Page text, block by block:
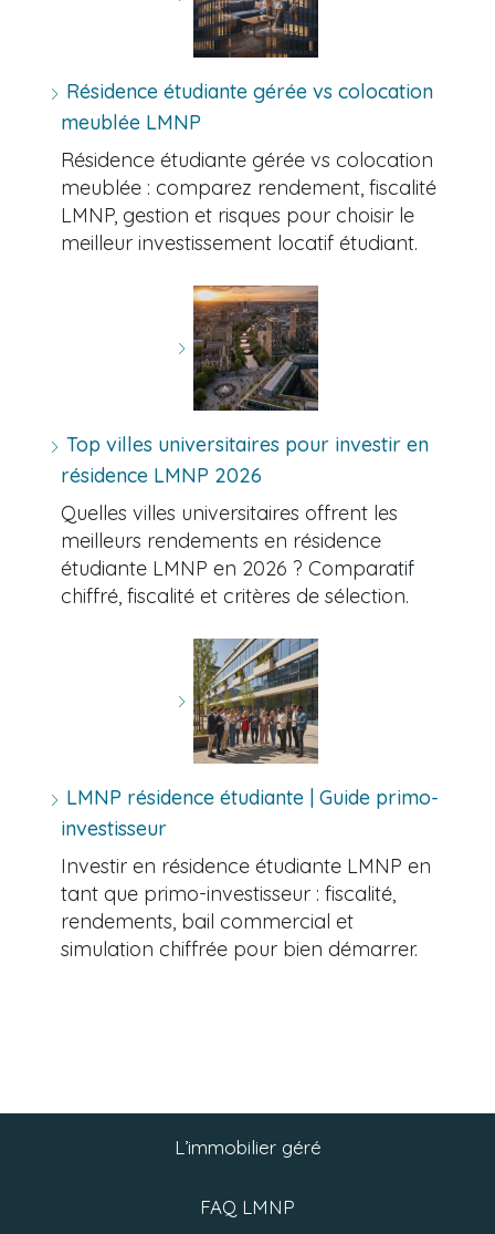
Résidence étudiante gérée vs colocation
meublée LMNP
Résidence étudiante gérée vs colocation
meublée : comparez rendement, fiscalité
LMNP, gestion et risques pour choisir le
meilleur investissement locatif étudiant.
Top villes universitaires pour investir en
résidence LMNP 2026
Quelles villes universitaires offrent les
meilleurs rendements en résidence
étudiante LMNP en 2026 ? Comparatif
chiffré, fiscalité et critères de sélection.
LMNP résidence étudiante | Guide primo-
investisseur
Investir en résidence étudiante LMNP en
tant que primo-investisseur : fiscalité,
rendements, bail commercial et
simulation chiffrée pour bien démarrer.
L’immobilier géré
FAQ LMNP